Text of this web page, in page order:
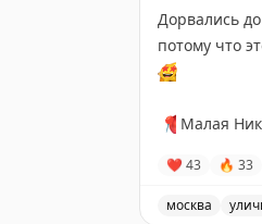
📍Во всех
Дорвались
потому что
🤩
📍 Малая
❤ 43 🔥 33
москва